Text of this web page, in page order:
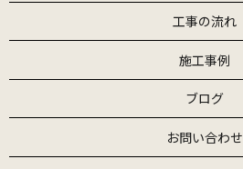
工事の流れ
施工事例
ブログ
お問い合わせ